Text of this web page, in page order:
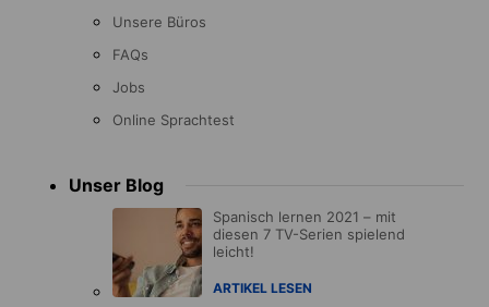
Unsere Büros
FAQs
Jobs
Online Sprachtest
Unser Blog
Spanisch lernen 2021 – mit
diesen 7 TV-Serien spielend
leicht!
ARTIKEL LESEN